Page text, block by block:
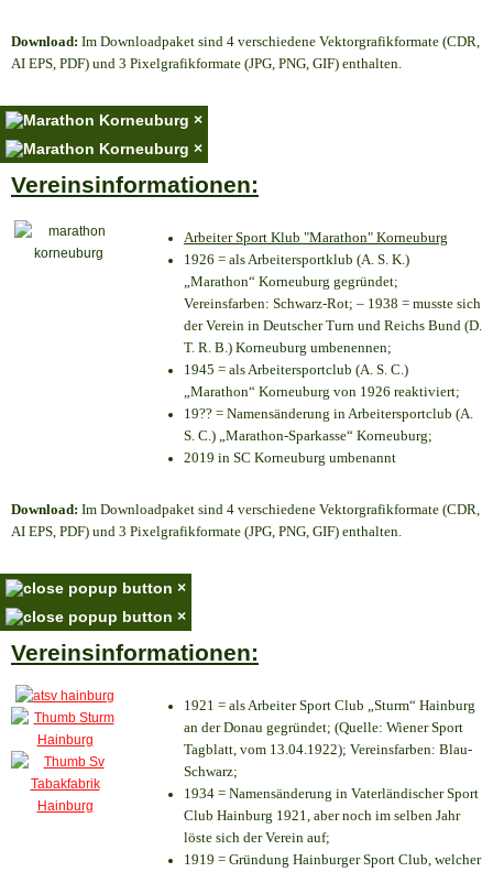
Download: Im Downloadpaket sind 4 verschiedene Vektorgrafikformate (CDR,
AI EPS, PDF) und 3 Pixelgrafikformate (JPG, PNG, GIF) enthalten.
×
×
Vereinsinformationen:
Arbeiter Sport Klub "Marathon" Korneuburg
1926 = als Arbeitersportklub (A. S. K.)
„Marathon“ Korneuburg gegründet;
Vereinsfarben: Schwarz-Rot; – 1938 = musste sich
der Verein in Deutscher Turn und Reichs Bund (D.
T. R. B.) Korneuburg umbenennen;
1945 = als Arbeitersportclub (A. S. C.)
„Marathon“ Korneuburg von 1926 reaktiviert;
19?? = Namensänderung in Arbeitersportclub (A.
S. C.) „Marathon-Sparkasse“ Korneuburg;
2019 in SC Korneuburg umbenannt
Download: Im Downloadpaket sind 4 verschiedene Vektorgrafikformate (CDR,
AI EPS, PDF) und 3 Pixelgrafikformate (JPG, PNG, GIF) enthalten.
×
×
Vereinsinformationen:
1921 = als Arbeiter Sport Club „Sturm“ Hainburg
an der Donau gegründet; (Quelle: Wiener Sport
Tagblatt, vom 13.04.1922); Vereinsfarben: Blau-
Schwarz;
1934 = Namensänderung in Vaterländischer Sport
Club Hainburg 1921, aber noch im selben Jahr
löste sich der Verein auf;
1919 = Gründung Hainburger Sport Club, welcher